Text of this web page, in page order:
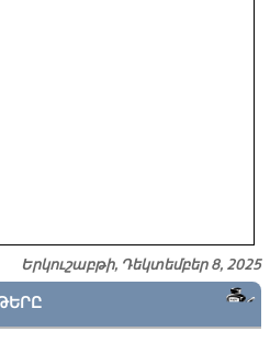
Երկուշաբթի, Դեկտեմբեր 8, 2025